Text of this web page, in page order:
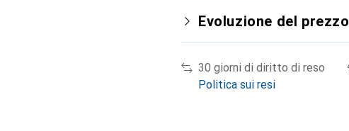
Evoluzione del prezzo
30 giorni di diritto di reso
Politica sui resi